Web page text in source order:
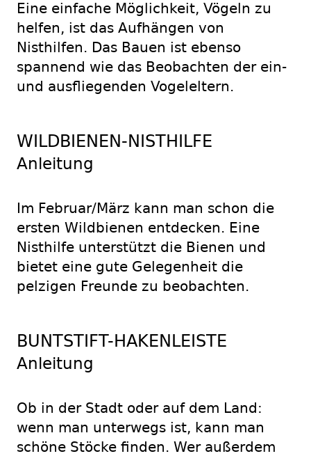
Eine einfache Möglichkeit, Vögeln zu
helfen, ist das Aufhängen von
Nisthilfen. Das Bauen ist ebenso
spannend wie das Beobachten der ein-
und ausfliegenden Vogeleltern.
WILDBIENEN-NISTHILFE
Anleitung
Im Februar/März kann man schon die
ersten Wildbienen entdecken. Eine
Nisthilfe unterstützt die Bienen und
bietet eine gute Gelegenheit die
pelzigen Freunde zu beobachten.
BUNTSTIFT-HAKENLEISTE
Anleitung
Ob in der Stadt oder auf dem Land:
wenn man unterwegs ist, kann man
schöne Stöcke finden. Wer außerdem